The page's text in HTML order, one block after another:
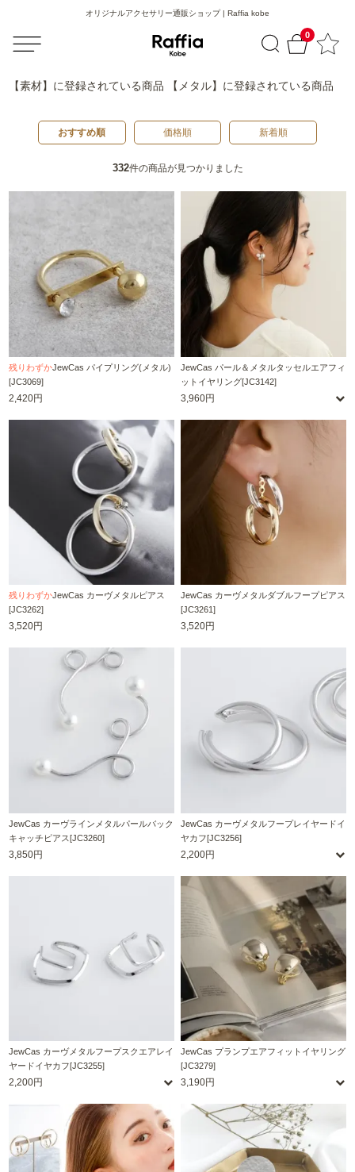
0
オリジナルアクセサリー通販ショップ | Raffia kobe
【素材】 に登録されている商品 【メタル】 に登録されている商品
おすすめ順 価格順 新着順
332件の商品が見つかりました
残りわずかJewCas パイプリング(メタル)
[JC3069]
2,420円
JewCas パール＆メタルタッセルエアフィ
ットイヤリング[JC3142]
3,960円
残りわずかJewCas カーヴメタルピアス
[JC3262]
3,520円
JewCas カーヴメタルダブルフープピアス
[JC3261]
3,520円
JewCas カーヴラインメタルパールバック
キャッチピアス[JC3260]
3,850円
JewCas カーヴメタルフープレイヤードイ
ヤカフ[JC3256]
2,200円
JewCas カーヴメタルフープスクエアレイ
ヤードイヤカフ[JC3255]
2,200円
JewCas プランプエアフィットイヤリング
[JC3279]
3,190円